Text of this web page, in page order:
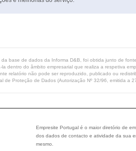
base de dados da Informa D&B, foi obtida junto de
dentro do âmbito empresarial que realiza a respetiva
relatório não pode ser reproduzido, publicado ou
de Proteção de Dados (Autorização Nº 32/96, emitida a
Empresite Portugal é o maior diretório de
dos dados de contacto e atividade da sua
mesmo.